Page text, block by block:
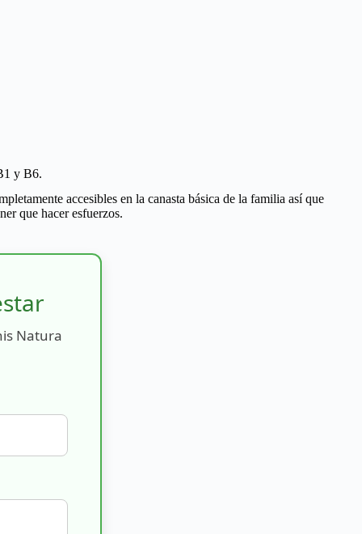
y B6.
accesibles en la canasta básica de la familia así que
que hacer esfuerzos.
Natura